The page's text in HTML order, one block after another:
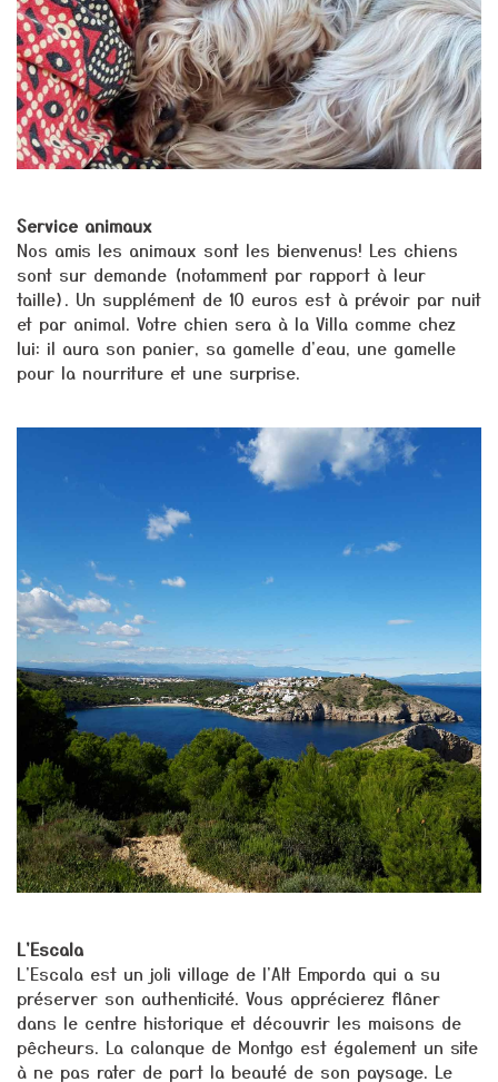
Service animaux
Nos amis les animaux sont les bienvenus! Les chiens
sont sur demande (notamment par rapport à leur
taille). Un supplément de 10 euros est à prévoir par nuit
et par animal. Votre chien sera à la Villa comme chez
lui: il aura son panier, sa gamelle d'eau, une gamelle
pour la nourriture et une surprise.
L'Escala
L'Escala est un joli village de l'Alt Emporda qui a su
préserver son authenticité. Vous apprécierez flâner
dans le centre historique et découvrir les maisons de
pêcheurs. La calanque de Montgo est également un site
à ne pas rater de part la beauté de son paysage. Le